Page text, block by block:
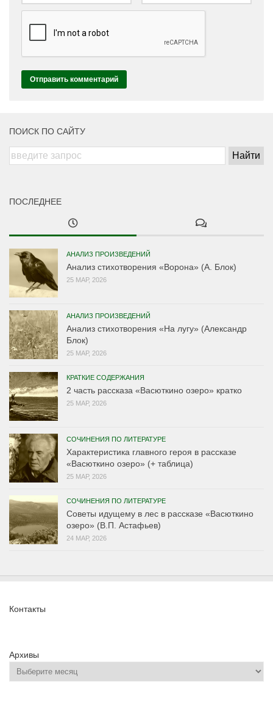
ПОИСК ПО САЙТУ
ПОСЛЕДНЕЕ
АНАЛИЗ ПРОИЗВЕДЕНИЙ
Анализ стихотворения «Ворона» (А. Блок)
25 МАР, 2026
АНАЛИЗ ПРОИЗВЕДЕНИЙ
Анализ стихотворения «На лугу» (Александр
Блок)
25 МАР, 2026
КРАТКИЕ СОДЕРЖАНИЯ
2 часть рассказа «Васюткино озеро» кратко
25 МАР, 2026
СОЧИНЕНИЯ ПО ЛИТЕРАТУРЕ
Характеристика главного героя в рассказе
«Васюткино озеро» (+ таблица)
25 МАР, 2026
СОЧИНЕНИЯ ПО ЛИТЕРАТУРЕ
Советы идущему в лес в рассказе «Васюткино
озеро» (В.П. Астафьев)
24 МАР, 2026
Контакты
Архивы